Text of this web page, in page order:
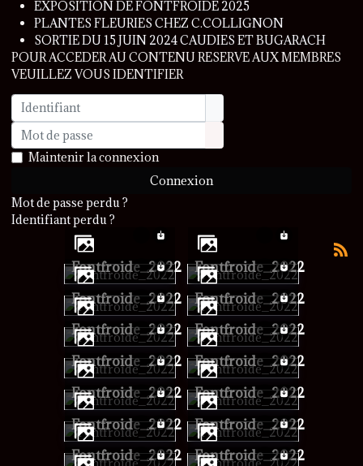
EXPOSITION DE FONTFROIDE 2025
PLANTES FLEURIES CHEZ C.COLLIGNON
SORTIE DU 15 JUIN 2024 CAUDIES ET BUGARACH
POUR ACCEDER AU CONTENU RESERVE AUX MEMBRES
VEUILLEZ VOUS IDENTIFIER
Identifiant
Mot de passe
Afficher le mot de passe
Maintenir la connexion
Connexion
Mot de passe perdu ?
Identifiant perdu ?
Fontfroide_2022
Fontfroide_2022
Fontfroide_2022
Fontfroide_2022
Fontfroide_2022
Fontfroide_2022
Fontfroide_2022
Fontfroide_2022
Fontfroide_2022
Fontfroide_2022
Fontfroide_2022
Fontfroide_2022
Fontfroide_2022
Fontfroide_2022